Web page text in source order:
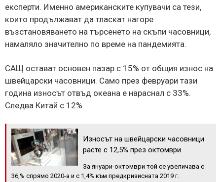
експерти. Именно американските купувачи са тези,
които продължават да тласкат нагоре
възстановяването на търсенето на скъпи часовници,
намаляло значително по време на пандемията.
САЩ остават основен пазар с 15% от общия износ на
швейцарски часовници. Само през февруари тази
година износът отвъд океана е нараснал с 33%.
Следва Китай с 12%.
Износът на швейцарски часовници
расте с 12,5% през октомври
За януари-октомври той се увеличава с
36,% спрямо 2020-а и с 1,4% към предкризисната 2019 г.